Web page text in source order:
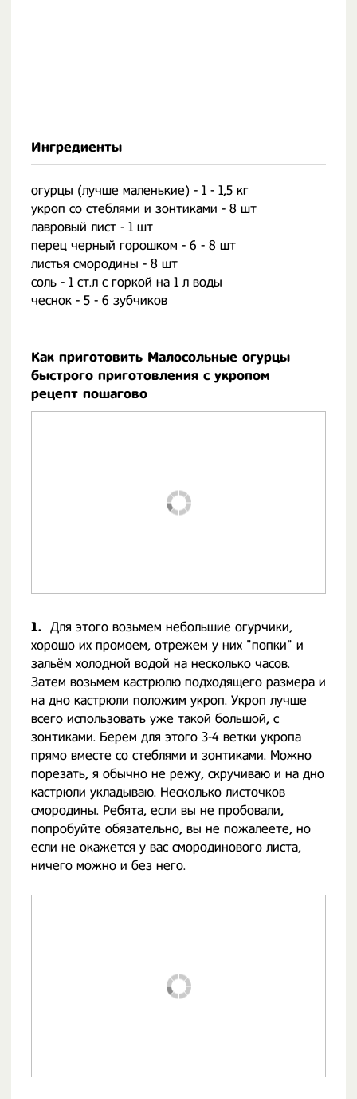
Ингредиенты
огурцы (лучше маленькие) - 1 - 1,5 кг
укроп со стеблями и зонтиками - 8 шт
лавровый лист - 1 шт
перец черный горошком - 6 - 8 шт
листья смородины - 8 шт
соль - 1 ст.л с горкой на 1 л воды
чеснок - 5 - 6 зубчиков
Как приготовить Малосольные огурцы
быстрого приготовления с укропом
рецепт пошагово
1. Для этого возьмем небольшие огурчики,
хорошо их промоем, отрежем у них "попки" и
зальём холодной водой на несколько часов.
Затем возьмем кастрюлю подходящего размера и
на дно кастрюли положим укроп. Укроп лучше
всего использовать уже такой большой, с
зонтиками. Берем для этого 3-4 ветки укропа
прямо вместе со стеблями и зонтиками. Можно
порезать, я обычно не режу, скручиваю и на дно
кастрюли укладываю. Несколько листочков
смородины. Ребята, если вы не пробовали,
попробуйте обязательно, вы не пожалеете, но
если не окажется у вас смородинового листа,
ничего можно и без него.